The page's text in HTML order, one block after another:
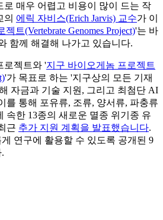
로 매우 어렵고 비용이 많이 드는 작
의 에릭 자비스(Erich Jarvis) 교수가 이
트(Vertebrate Genomes Project)'는 바
함께 해결해 나가고 있습니다.
로젝트와 '지구 바이오게놈 프로젝트
'가 목표로 하는 '지구상의 모든 기재
자금과 기술 지원, 그리고 최첨단 AI
를 통해 포유류, 조류, 양서류, 파충류
속한 13종의 새로운 멸종 위기종 유
근 추가 지원 계획을 발표했습니다.
연구에 활용할 수 있도록 공개된 9